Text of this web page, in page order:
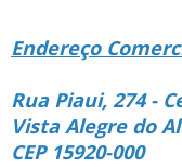
Endereço
Rua Piaui, 274 -
Vista Alegre do
CEP 15920-000